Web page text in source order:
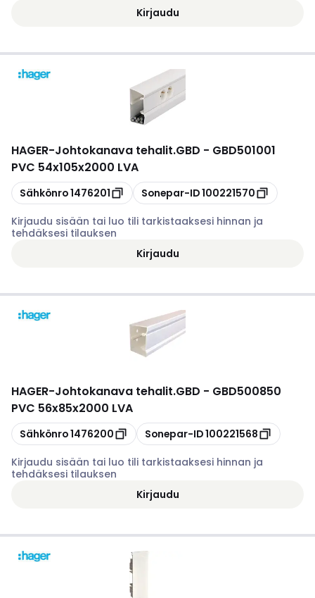
Kirjaudu
HAGER-Johtokanava tehalit.GBD - GBD501001
PVC 54x105x2000 LVA
Kopioi
Sähkönro1476201 Kopioi
Sonepar-ID100221570
Kirjaudu sisään tai luo tili tarkistaaksesi hinnan ja
tehdäksesi tilauksen
Kirjaudu
HAGER-Johtokanava tehalit.GBD - GBD500850
PVC 56x85x2000 LVA
Kopioi
Sähkönro1476200 Kopioi
Sonepar-ID100221568
Kirjaudu sisään tai luo tili tarkistaaksesi hinnan ja
tehdäksesi tilauksen
Kirjaudu